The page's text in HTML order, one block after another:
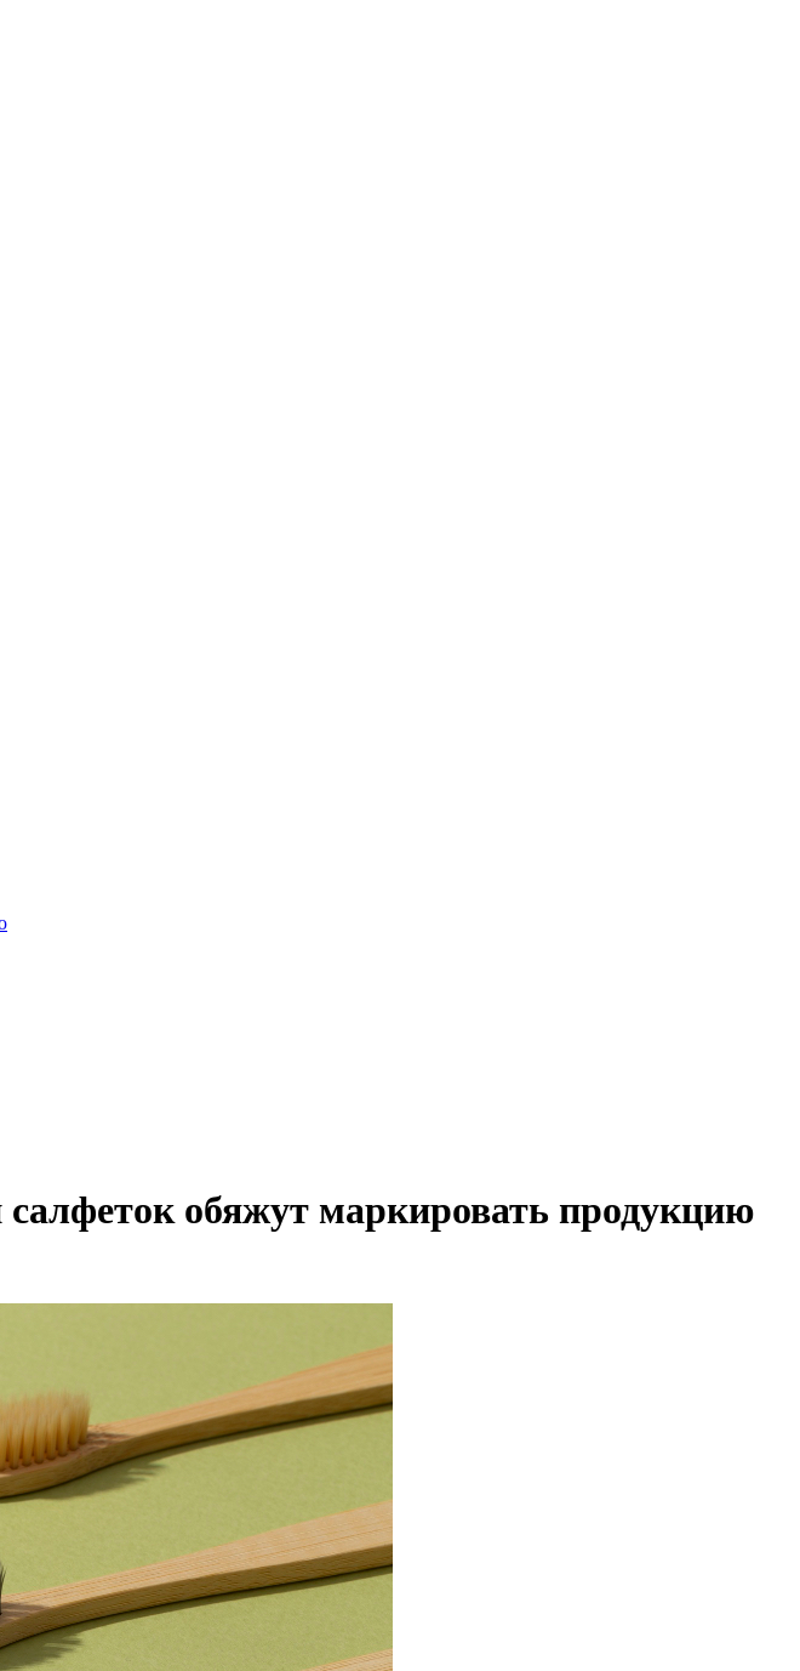
обяжут маркировать продукцию